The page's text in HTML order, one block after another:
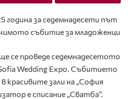
година за седемнадесети път
събитие за младоженци
се проведе седемнадесетото
Wedding Expo. Събитието
красивите зали на „София
е списание „Сватба“.